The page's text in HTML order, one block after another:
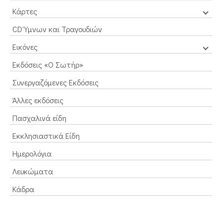
Κάρτες
CD Ύμνων και Τραγουδιών
Εικόνες
Εκδόσεις «Ο Σωτήρ»
Συνεργαζόμενες Εκδόσεις
Άλλες εκδόσεις
Πασχαλινά είδη
Εκκλησιαστικά Είδη
Ημερολόγια
Λευκώματα
Κάδρα